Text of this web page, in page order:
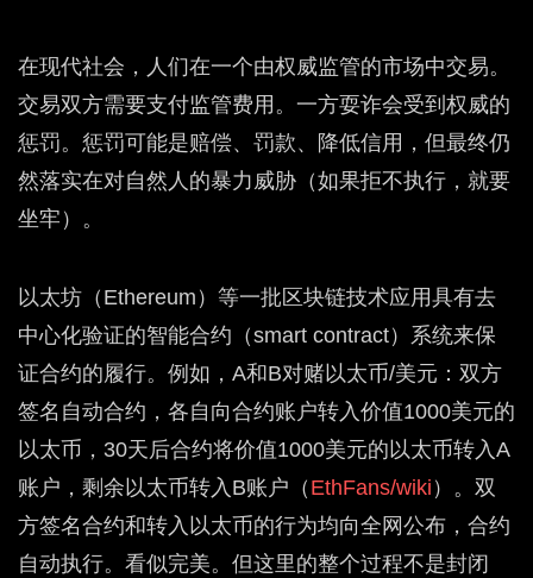
在现代社会，人们在一个由权威监管的市场中交易。
交易双方需要支付监管费用。一方耍诈会受到权威的
惩罚。惩罚可能是赔偿、罚款、降低信用，但最终仍
然落实在对自然人的暴力威胁（如果拒不执行，就要
坐牢）。
以太坊（Ethereum）等一批区块链技术应用具有去
中心化验证的智能合约（smart contract）系统来保
证合约的履行。例如，A和B对赌以太币/美元：双方
签名自动合约，各自向合约账户转入价值1000美元的
以太币，30天后合约将价值1000美元的以太币转入A
账户，剩余以太币转入B账户（ EthFans/wiki ）。双
方签名合约和转入以太币的行为均向全网公布，合约
自动执行。看似完美。但这里的整个过程不是封闭